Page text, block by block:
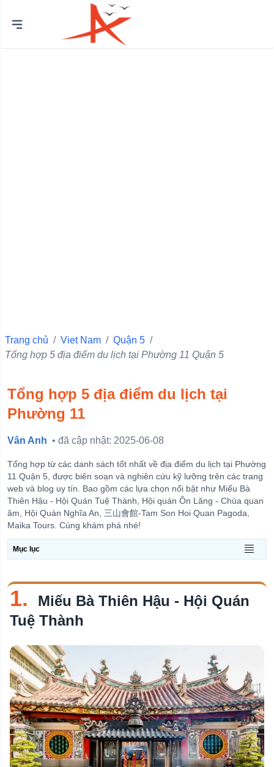
Quận Ba Đình
Quận 11
Quận 4
Quận 3
Quận 5
Quận Đống Đa
Quận Hai Bà Trưng
Quận Hoàn Kiếm
View more
Chủ
Phòng Khám Da Liễu
Quán Bún Bò Huế
Quán Mì Quảng
Bảo Tàng
Chợ
Công Viên
Nhà Thờ
Trang chủ / Viet Nam / Quận 5 /
Tổng hợp 5 địa điểm du lịch tại Phường 11 Quận 5
Tổng hợp 5 địa điểm du lịch tại
Phường 11
Vân Anh • đã cập nhật: 2025-06-08
Tổng hợp từ các danh sách tốt nhất về địa điểm du lịch tại Phường
11 Quận 5, được biên soạn và nghiên cứu kỹ lưỡng trên các trang
web và blog uy tín. Bao gồm các lựa chọn nổi bật như Miếu Bà
Thiên Hậu - Hội Quán Tuệ Thành, Hội quán Ôn Lăng - Chùa quan
âm, Hội Quán Nghĩa An, 三山會館-Tam Son Hoi Quan Pagoda,
Maika Tours. Cùng khám phá nhé!
Mục lục
1.
Miếu Bà Thiên Hậu - Hội Quán
Tuệ Thành